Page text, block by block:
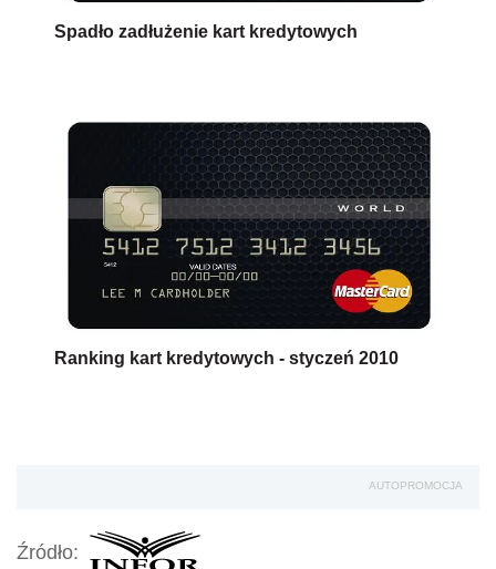
Spadło zadłużenie kart kredytowych
Ranking kart kredytowych - styczeń 2010
AUTOPROMOCJA
Źródło: